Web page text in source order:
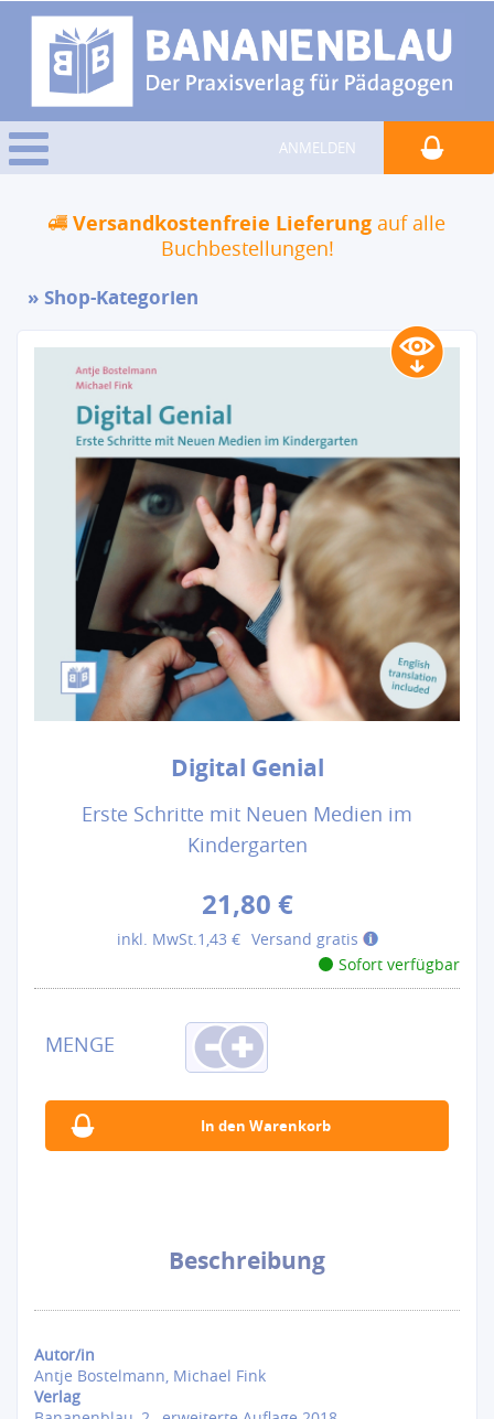
ANMELDEN
Versandkostenfreie Lieferung auf alle
Buchbestellungen!
Shop-Kategorien
Digital Genial
Erste Schritte mit Neuen Medien im
Kindergarten
21,80 €
inkl. MwSt. 1,43 € Versand gratis
Sofort verfügbar
Beschreibung
Autor/in
Antje Bostelmann, Michael Fink
Verlag